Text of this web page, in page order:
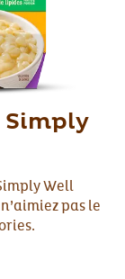
Simply
Well
pas le